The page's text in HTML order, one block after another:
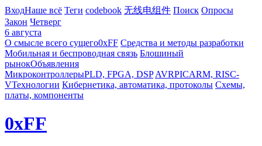
ВходНаше всё Теги codebook 无线电组件 Поиск Опросы
Закон Четверг
6 августа
О смысле всего сущего0xFF Средства и методы разработки
Мобильная и беспроводная связь Блошиный
рынокОбъявления
МикроконтроллерыPLD, FPGA, DSP AVRPICARM, RISC-
VТехнологии Кибернетика, автоматика, протоколы Схемы,
платы, компоненты
0xFF